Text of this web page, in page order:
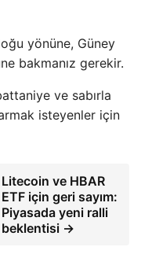
yönüne, Güney
bakmanız gerekir.
ve sabırla
isteyenler için
Litecoin ve HBAR
ETF için geri sayım:
Piyasada yeni ralli
beklentisi →